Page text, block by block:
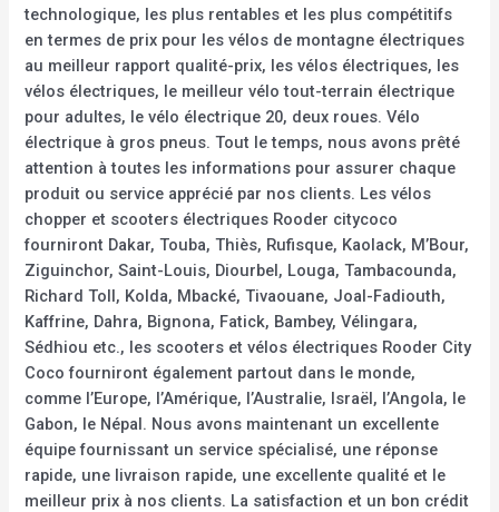
technologique, les plus rentables et les plus compétitifs
en termes de prix pour les vélos de montagne électriques
au meilleur rapport qualité-prix, les vélos électriques, les
vélos électriques, le meilleur vélo tout-terrain électrique
pour adultes, le vélo électrique 20, deux roues. Vélo
électrique à gros pneus. Tout le temps, nous avons prêté
attention à toutes les informations pour assurer chaque
produit ou service apprécié par nos clients. Les vélos
chopper et scooters électriques Rooder citycoco
fourniront Dakar, Touba, Thiès, Rufisque, Kaolack, M’Bour,
Ziguinchor, Saint-Louis, Diourbel, Louga, Tambacounda,
Richard Toll, Kolda, Mbacké, Tivaouane, Joal-Fadiouth,
Kaffrine, Dahra, Bignona, Fatick, Bambey, Vélingara,
Sédhiou etc., les scooters et vélos électriques Rooder City
Coco fourniront également partout dans le monde,
comme l’Europe, l’Amérique, l’Australie, Israël, l’Angola, le
Gabon, le Népal. Nous avons maintenant un excellente
équipe fournissant un service spécialisé, une réponse
rapide, une livraison rapide, une excellente qualité et le
meilleur prix à nos clients. La satisfaction et un bon crédit